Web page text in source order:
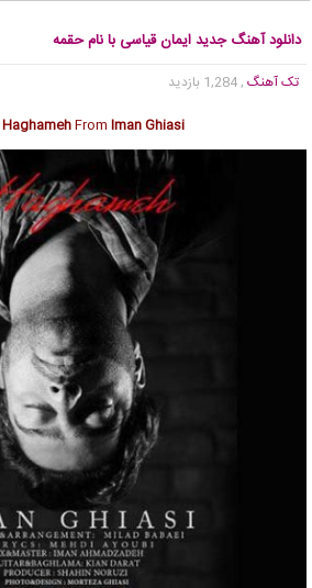
دانلود آهنگ جدید ایمان قیاسی با نام حقمه
تک آهنگ , 1,284 بازدید
HaghamehFrom Iman Ghiasi